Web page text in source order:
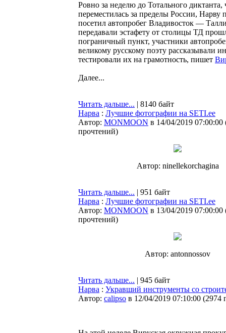
Ровно за неделю до Тотального
переместилась за пределы России,
посетил автопробег Владивосток —
передавали эстафету от столицы ТД
пограничный пункт, участники
великому русскому поэту рассказывали
тестировали их на грамотность, пишет
Далее...
Читать дальше... | 8140 байт
Нарва : Лучшие фотографии на SETI.ee
Автор: MONMOON в 14/04/2019 07:00:00
прочтений)
Автор: ninellekorchagina
Читать дальше... | 951 байт
Нарва : Лучшие фотографии на SETI.ee
Автор: MONMOON в 13/04/2019 07:00:00
прочтений)
Автор: antonnossov
Читать дальше... | 945 байт
Нарва : Укравший инструменты со
Автор: calipso в 12/04/2019 07:10:00 (2974